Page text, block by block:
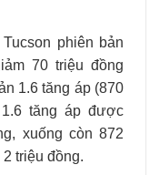
phiên bản
70 triệu đồng
1.6 tăng áp (870
tăng áp được
xuống còn 872
triệu đồng.